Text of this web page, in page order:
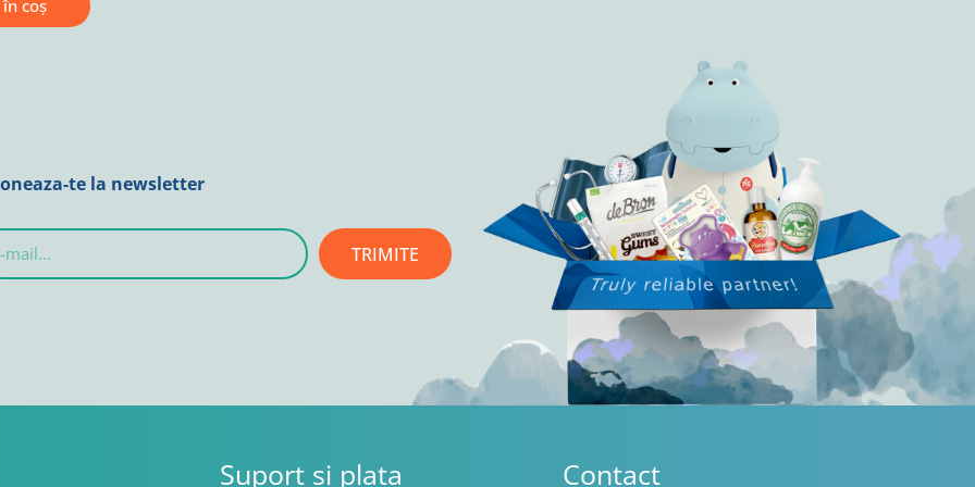
coș
te la newsletter
TRIMITE
Suport si plata Contact